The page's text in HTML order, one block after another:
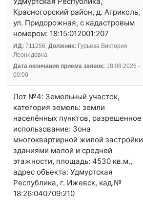
Красногорский район, д. Агриколь,
ул. Придорожная, с кадастровым
номером: 18:15:012001:207
ИД: 711256, Должник: Гурьева Виктория
Леонидовна
Дата окончания приема заявок: 18.08.2026 -
00:00
Лот №4: Земельный участок,
категория земель: земли
населённых пунктов, разрешенное
использование: Зона
многоквартирной жилой застройки
зданиями малой и средней
этажности, площадь: 4530 кв.м.,
адрес объекта: Удмуртская
Республика, г. Ижевск, кад.№
18:26:040709:210